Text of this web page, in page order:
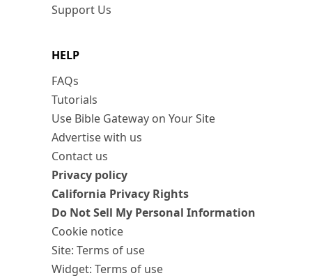
Support Us
HELP
FAQs
Tutorials
Use Bible Gateway on Your Site
Advertise with us
Contact us
Privacy policy
California Privacy Rights
Do Not Sell My Personal Information
Cookie notice
Site: Terms of use
Widget: Terms of use